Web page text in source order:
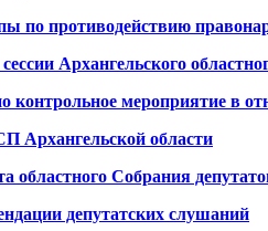
по противодействию
Архангельского
контрольное мероприятие в
Архангельской области
областного Собрания
депутатских слушаний